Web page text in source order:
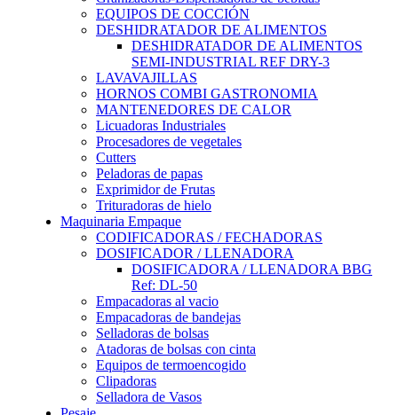
EQUIPOS DE COCCIÓN
DESHIDRATADOR DE ALIMENTOS
DESHIDRATADOR DE ALIMENTOS
SEMI-INDUSTRIAL REF DRY-3
LAVAVAJILLAS
HORNOS COMBI GASTRONOMIA
MANTENEDORES DE CALOR
Licuadoras Industriales
Procesadores de vegetales
Cutters
Peladoras de papas
Exprimidor de Frutas
Trituradoras de hielo
Maquinaria Empaque
CODIFICADORAS / FECHADORAS
DOSIFICADOR / LLENADORA
DOSIFICADORA / LLENADORA BBG
Ref: DL-50
Empacadoras al vacio
Empacadoras de bandejas
Selladoras de bolsas
Atadoras de bolsas con cinta
Equipos de termoencogido
Clipadoras
Selladora de Vasos